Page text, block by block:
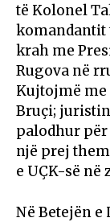
të Kolonel
komandantit
krah me
Rugova në
Kujtojmë
Bruçi;
palodhur
një prej
e UÇK-së në
Në Betejën e